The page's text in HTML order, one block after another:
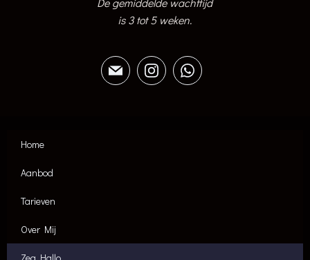
is 3 tot 5 weken.
Home
Aanbod
Tarieven
Over Mij